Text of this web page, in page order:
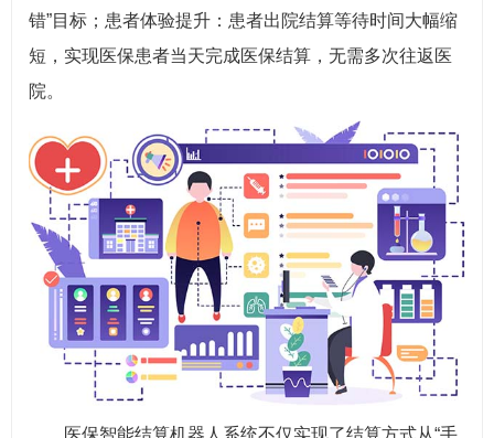
错”目标；患者体验提升：患者出院结算等待时间大幅缩
短，实现医保患者当天完成医保结算，无需多次往返医
院。
医保智能结算机器人系统不仅实现了结算方式从“手